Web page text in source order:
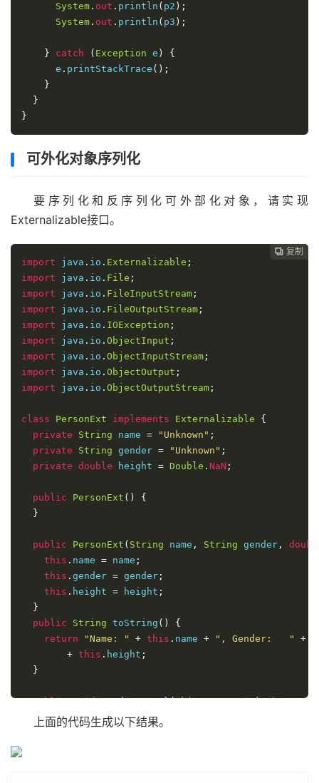
System . out . println ( p2 );
System . out . println ( p3 );
} catch ( Exception e )
{
      e
. printStackTrace ();
}
}
}
可外化对象序列化
要序列化和反序列化可外部化对象，请实现
Externalizable接口。
 复制
 复制
 复制
import java . io . Externalizable ;
import java . io . File ;
import java . io . FileInputStream ;
import java . io . FileOutputStream ;
import java . io . IOException ;
import java . io . ObjectInput ;
import java . io . ObjectInputStream ;
import java . io . ObjectOutput ;
import java . io . ObjectOutputStream ;
class PersonExt implements Externalizable
{
private
String name = "Unknown" ;
private
String gender = "Unknown" ;
private double height = Double . NaN ;
public PersonExt ()
{
}
public PersonExt ( String name , String gender ,
this . name = name ;
this . gender = gender ;
this . height = height ;
}
public
String toString ()
{
return
"Name: " + this . name + ", Gender:   " +
+ this . height ;
}
public void readExternal(ObjectInput in) throws
ClassNotFoundException
上面的代码生成以下结果。